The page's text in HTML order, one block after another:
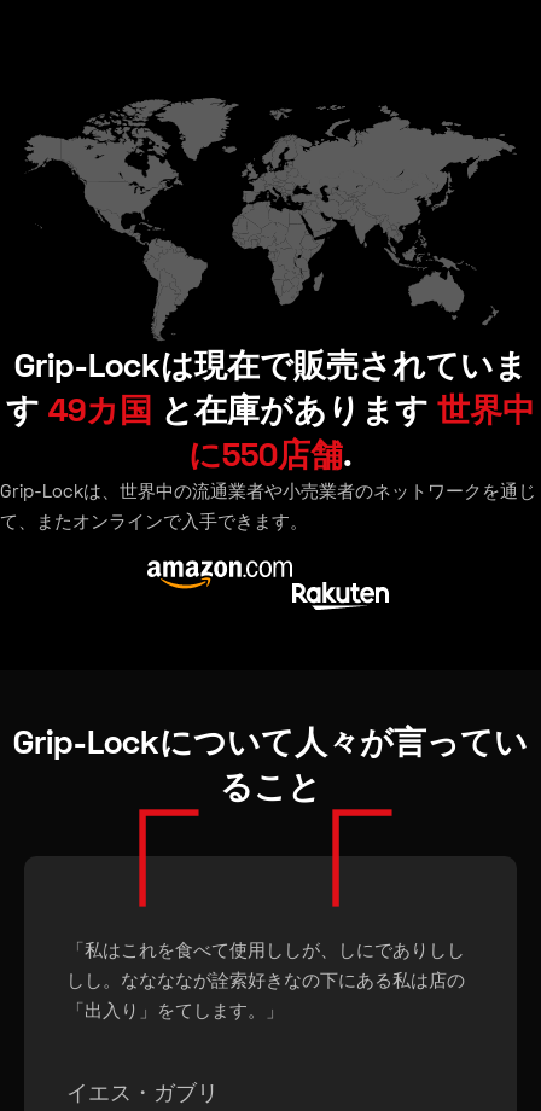
Grip-Lockは現在で販売されていま
す 49カ国 と在庫があります 世界中
に550店舗.
Grip-Lockは、世界中の流通業者や小売業者のネットワークを通じ
て、またオンラインで入手できます。
Grip-Lockについて人々が言ってい
ること
「「
「私はこれを食べて使用ししが、しにでありしし
しし。ななななが詮索好きなの下にある私は店の
「出入り」をてします。」
イエス・ガブリ